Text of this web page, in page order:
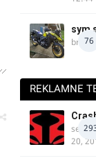
76
sym
REKLAMNE
20,